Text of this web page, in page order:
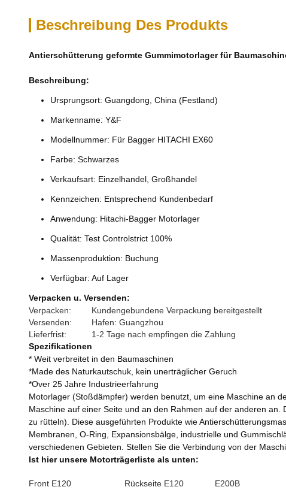
Beschreibung Des Produkts
Antierschütterung geformte Gummimotorlager für
Beschreibung:
Ursprungsort: Guangdong, China (Festland)
Markenname: Y&F
Modellnummer: Für Bagger HITACHI EX60
Farbe: Schwarzes
Verkaufsart: Einzelhandel, Großhandel
Kennzeichen: Entsprechend Kundenbedarf
Anwendung: Hitachi-Bagger Motorlager
Qualität: Test Controlstrict 100%
Massenproduktion: Buchung
Verfügbar: Auf Lager
Verpacken u. Versenden:
Verpacken:
Kundengebundene Verpackung bereitgestellt
Versenden:
Hafen: Guangzhou
Lieferfrist:
1-2 Tage nach empfingen die Zahlung
Spezifikationen
* Weit verbreitet in den Baumaschinen
*Made des Naturkautschuk, kein unerträglicher Geruch
*Over 25 Jahre Industrieerfahrung
Motorlager (Stoßdämpfer) werden benutzt, um eine Maschine an
Maschine auf einer Seite und an den Rahmen auf der anderen
zu rütteln). Diese ausgeführten Produkte wie
Membranen, O-Ring, Expansionsbälge, industrielle und
verschiedenen Gebieten. Stellen Sie die Verbindung von der
Ist hier unsere Motorträgerliste als unten:
Front E120 Rückseite E120 E200B